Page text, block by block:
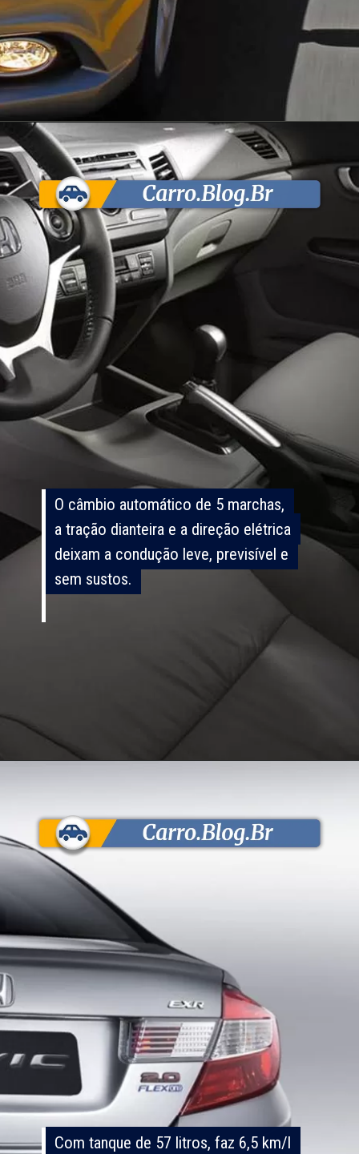
O câmbio automático de 5 marchas,
a tração dianteira e a direção elétrica
deixam a condução leve, previsível e
sem sustos.
O câmbio automático de 5 marchas,
a tração dianteira e a direção elétrica
deixam a condução leve, previsível e
sem sustos.
Com tanque de 57 litros, faz 6,5 km/l
Com tanque de 57 litros, faz 6,5 km/l